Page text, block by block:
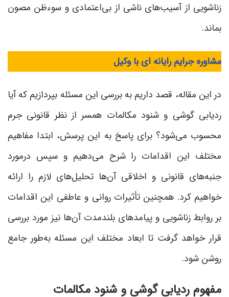
زناشویی از آسیب‌های ناشی از بی‌اعتمادی و سوءظن مصون
بماند.
مشاوره جرایم رایانه ای با وکیل
در این مقاله، قصد داریم به بررسی این مسئله بپردازیم که آیا
ردیابی گوشی و شنود مکالمات همسر از نظر قانونی جرم
محسوب می‌شود؟ برای پاسخ به این پرسش، ابتدا مفاهیم
مختلف این اقدامات را شرح می‌دهیم و سپس درمورد
جنبه‌های قانونی و اخلاقی آن‌ها تحلیل‌های لازم را ارائه
خواهیم کرد. همچنین تأثیرات روانی و عاطفی این اقدامات
بر روابط زناشویی و پیامدهای بلندمدت آن‌ها نیز مورد بررسی
قرار خواهد گرفت تا ابعاد مختلف این مسئله به‌طور جامع
روشن شود.
مفهوم ردیابی گوشی و شنود مکالمات